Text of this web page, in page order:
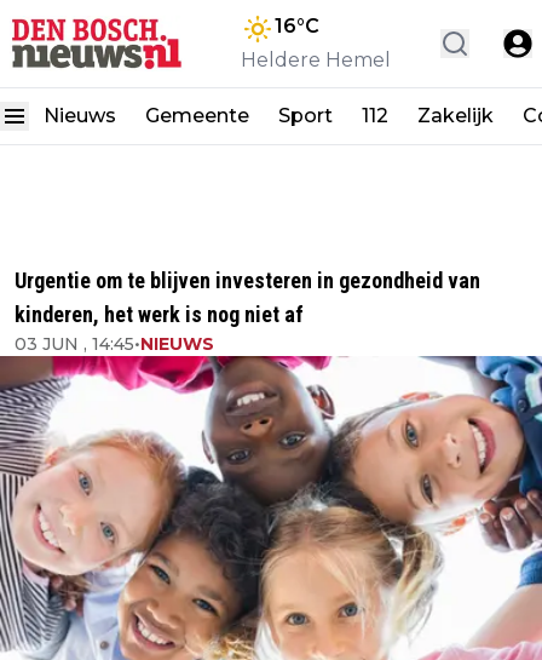
16°C
Heldere Hemel
Nieuws Gemeente Sport 112 Zakelijk
Urgentie om te blijven investeren in gezondheid van
kinderen, het werk is nog niet af
03 JUN , 14:45•NIEUWS